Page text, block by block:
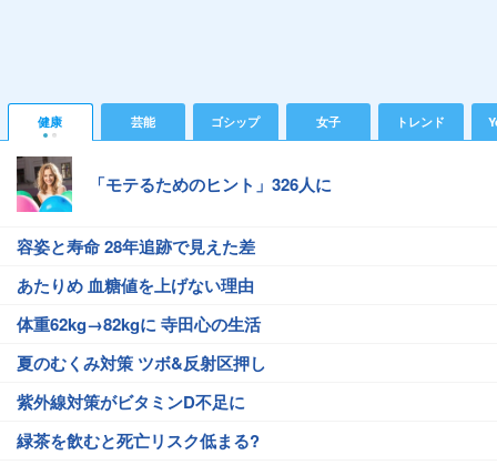
健康 芸能 ゴシップ 女子 トレンド
「モテるためのヒント」326人に
容姿と寿命 28年追跡で見えた差
あたりめ 血糖値を上げない理由
体重62kg→82kgに 寺田心の生活
夏のむくみ対策 ツボ&反射区押し
紫外線対策がビタミンD不足に
緑茶を飲むと死亡リスク低まる?